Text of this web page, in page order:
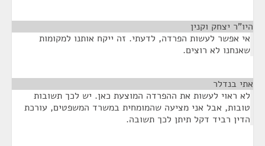
היו"ר יצחק וקנין
אי אפשר לעשות הפרדה, לדעתי. זה ייקח אותנו למקומות
שאנחנו לא רוצים.
אתי בנדלר
לא ראוי לעשות את ההפרדה המוצעת כאן. יש לכך תשובות
טובות, אבל אני מציעה שהמומחית במשרד המשפטים, עורכת
הדין רביד דקל תיתן לכך תשובה.